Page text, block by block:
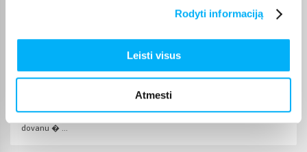
Rodyti informaciją
Leisti visus
Atmesti
Įvairūs kavos režimai – galimybė pasirinkti skirtingą stiprumą ir kiekį
Ingrida V.
Greitai pristatytas, puikus aparatas, lengvas valdymas plius skani kava
dovanu � ...